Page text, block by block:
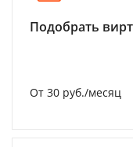
Подобрать
От 30 руб./месяц